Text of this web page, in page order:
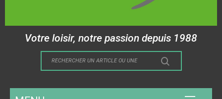
Votre loisir, notre passion depuis 1988